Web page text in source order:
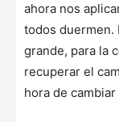
ahora nos
todos duermen.
grande, para la
recuperar el
hora de